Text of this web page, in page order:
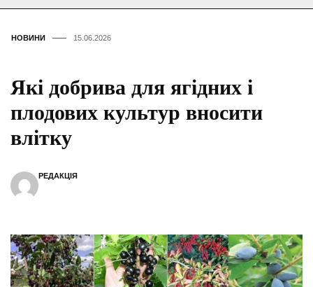
НОВИНИ 15.06.2026
Які добрива для ягідних і
плодових культур вносити
влітку
РЕДАКЦІЯ